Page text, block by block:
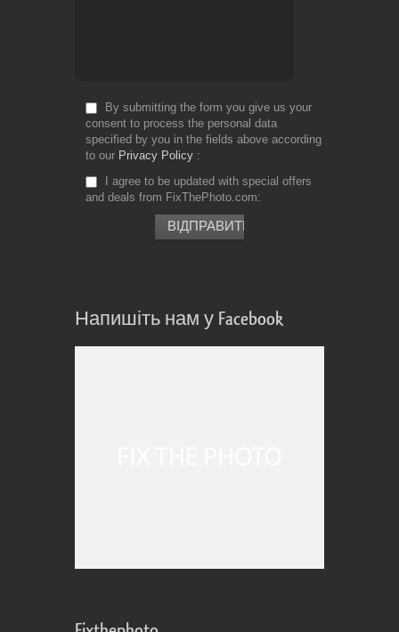
By submitting the form you give us your
consent to process the personal data
specified by you in the fields above according
to our Privacy Policy
I agree to be updated with special offers
and deals from FixThePhoto.com
Напишіть нам у Facebook